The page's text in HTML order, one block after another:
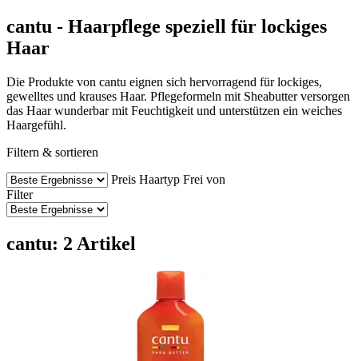
cantu - Haarpflege speziell für lockiges
Haar
Die Produkte von cantu eignen sich hervorragend für lockiges,
gewelltes und krauses Haar. Pflegeformeln mit Sheabutter versorgen
das Haar wunderbar mit Feuchtigkeit und unterstützen ein weiches
Haargefühl.
Filtern & sortieren
Preis Haartyp Frei von
Filter
cantu: 2 Artikel